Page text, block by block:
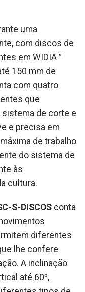
uma
com discos de
em WIDIA™
150 mm de
com quatro
que
de corte e
e precisa em
de trabalho
do sistema de
às
cultura.
S-DISCOS conta
diferentes
lhe confere
A inclinação
até 60º,